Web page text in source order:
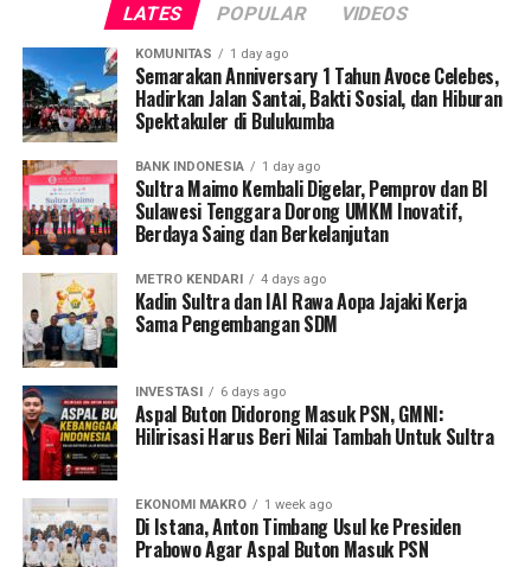
Namun, pemerintah memutuskan untuk
memperpanjang insentif tersebut hingga tahun 2029.
Pengelompokan UMKM diatur dalam Undang-Undang
Nomor 20 Tahun 2008 berdasarkan jumlah aset dan
omzet tahunan.
Usaha mikro adalah usaha produktif milik perorangan
atau badan usaha perorangan dengan aset maksimal
Rp50 juta dan omzet tahunan tidak melebihi Rp300 juta.
Usaha kecil merupakan usaha produktif mandiri dengan
aset antara Rp50 juta hingga Rp500 juta dan omzet
tahunan antara Rp300 juta hingga Rp2,5 miliar.
Usaha menengah adalah usaha mandiri dengan aset
antara Rp500 juta hingga Rp10 miliar dan omzet
tahunan antara Rp2,5 miliar hingga Rp50 miliar.
Sumber : dari berbagai sumber
LATES POPULAR VIDEOS
KOMUNITAS 1 day ago
Semarakan Anniversary 1 Tahun Avoce Celebes,
Hadirkan Jalan Santai, Bakti Sosial, dan Hiburan
Spektakuler di Bulukumba
BANK INDONESIA 1 day ago
Sultra Maimo Kembali Digelar, Pemprov dan BI
Sulawesi Tenggara Dorong UMKM Inovatif,
Berdaya Saing dan Berkelanjutan
METRO KENDARI 4 days ago
Kadin Sultra dan IAI Rawa Aopa Jajaki Kerja
Sama Pengembangan SDM
INVESTASI 6 days ago
Aspal Buton Didorong Masuk PSN, GMNI:
Hilirisasi Harus Beri Nilai Tambah Untuk Sultra
EKONOMI MAKRO 1 week ago
Di Istana, Anton Timbang Usul ke Presiden
Prabowo Agar Aspal Buton Masuk PSN